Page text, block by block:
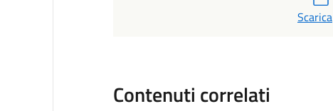
Scarica
Contenuti correlati